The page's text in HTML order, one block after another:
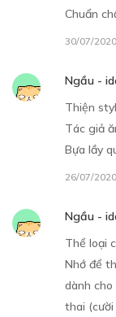
CHƯƠNG 6
CHƯƠNG 7
Chuẩn
30/07/
Ngầu -
Thiện
Tác giả
Bựa lầy
26/07/
Ngầu -
Thể loại
Nhớ để
dành
thai (cười